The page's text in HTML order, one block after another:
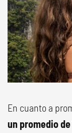
En cuanto a
un promedio de